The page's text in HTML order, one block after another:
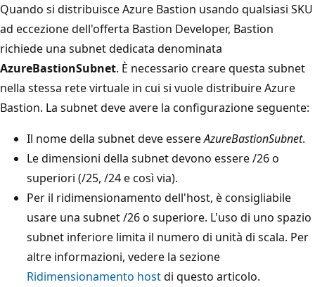
Quando si distribuisce Azure Bastion usando qualsiasi SKU
ad eccezione dell'offerta Bastion Developer, Bastion
richiede una subnet dedicata denominata
AzureBastionSubnet. È necessario creare questa subnet
nella stessa rete virtuale in cui si vuole distribuire Azure
Bastion. La subnet deve avere la configurazione seguente:
Il nome della subnet deve essereAzureBastionSubnet.
Le dimensioni della subnet devono essere /26 o
superiori (/25, /24 e così via).
Per il ridimensionamento dell'host, è consigliabile
usare una subnet /26 o superiore. L'uso di uno spazio
subnet inferiore limita il numero di unità di scala. Per
altre informazioni, vedere la sezione
Ridimensionamento hostdi questo articolo.